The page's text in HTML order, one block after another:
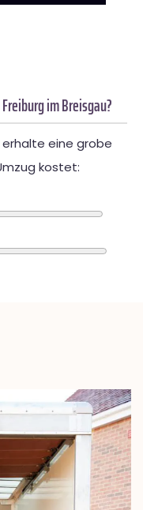
im Breisgau?
eine grobe
kostet: